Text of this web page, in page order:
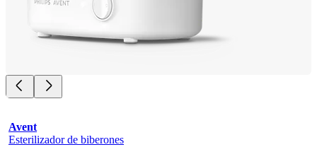
Avent
Esterilizador de biberones